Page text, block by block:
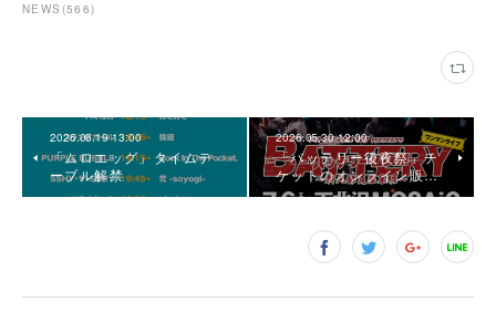
NEWS (566)
2026.06.19 13:00
「ムロエッグ」タイムテ
ーブル解禁
2026.05.30 12:00
「バッテリー後夜祭」チ
ケットのオンライン販…